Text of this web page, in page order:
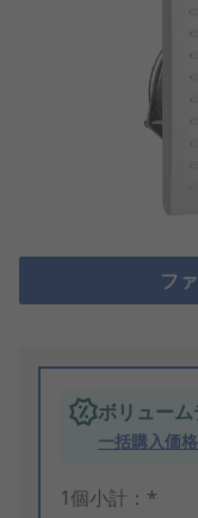
フ
ボリュー
一括購入価
1個小計：*